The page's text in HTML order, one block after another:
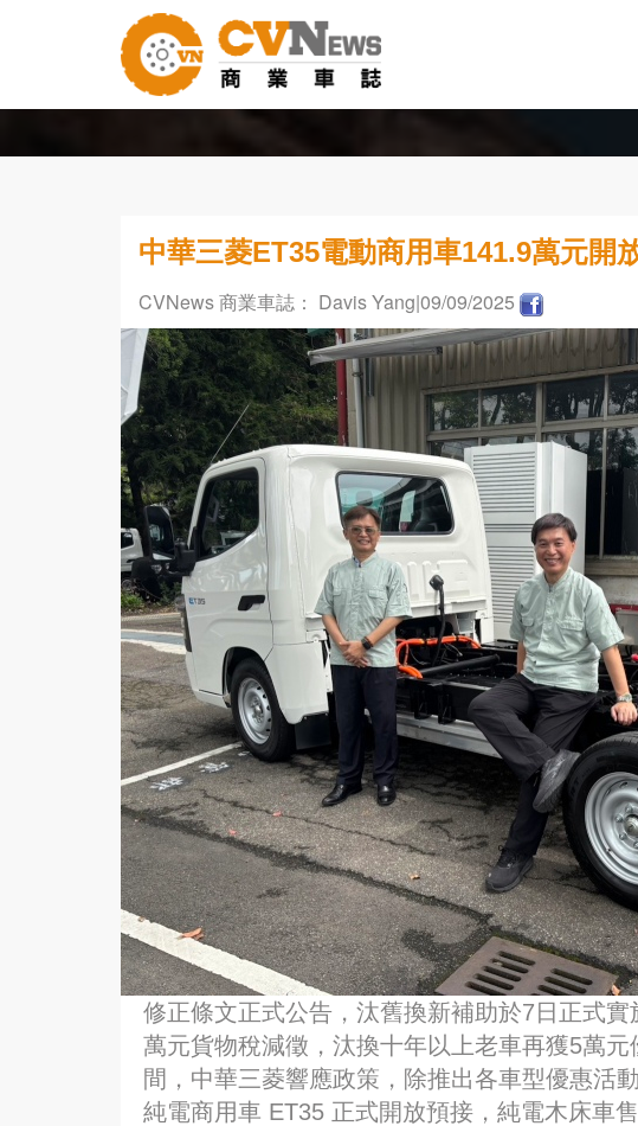
中華三菱ET35電動商用車141.9萬元開
CVNews 商業車誌： Davis Yang|09/09/2025
修正條文正式公告，汰舊換新補助於7日正式
萬元貨物稅減徵，汰換十年以上老車再獲5萬
間，中華三菱響應政策，除推出各車型優惠活
純電商用車 ET35 正式開放預接，純電木床車